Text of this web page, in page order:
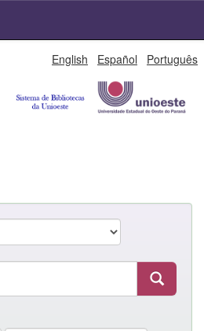
English Español Português